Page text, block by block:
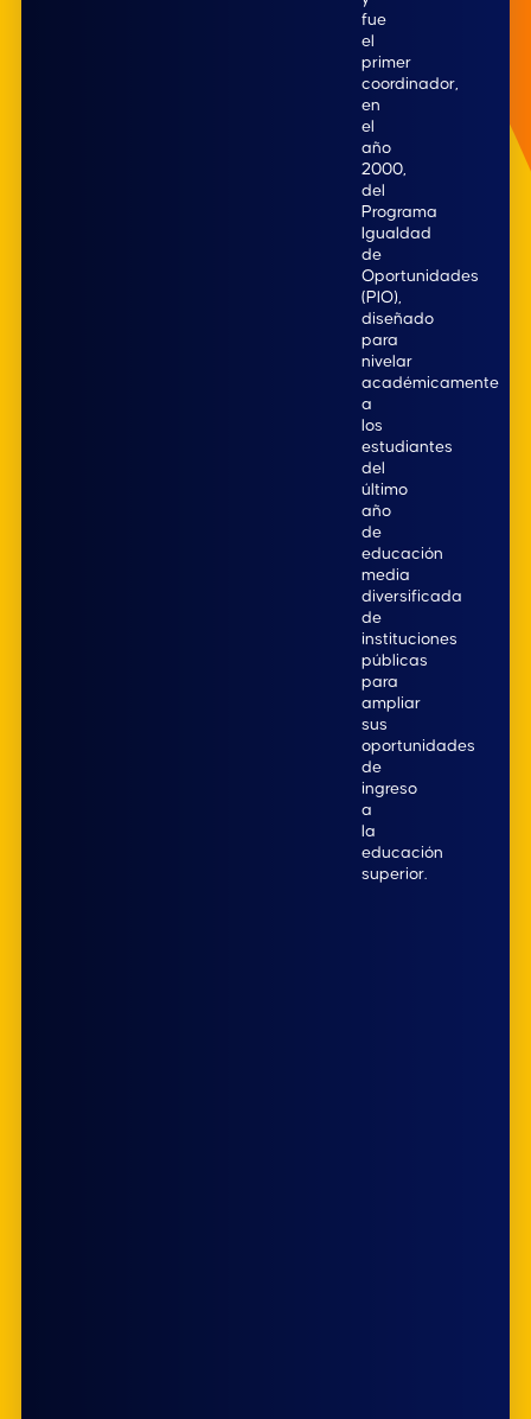
fue
el
primer
coordinador,
en
el
año
2000,
del
Programa
Igualdad
de
Oportunidades
(PIO),
diseñado
para
nivelar
académicamente
a
los
estudiantes
del
último
año
de
educación
media
diversificada
de
instituciones
públicas
para
ampliar
sus
oportunidades
de
ingreso
a
la
educación
superior.